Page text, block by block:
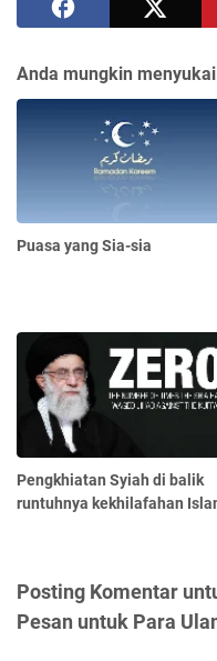
Anda mungkin
‎Puasa‬ yang Sia-sia
Pengkhiatan Syiah di balik
runtuhnya kekhilafahan
Posting Komentar
Pesan untuk Para